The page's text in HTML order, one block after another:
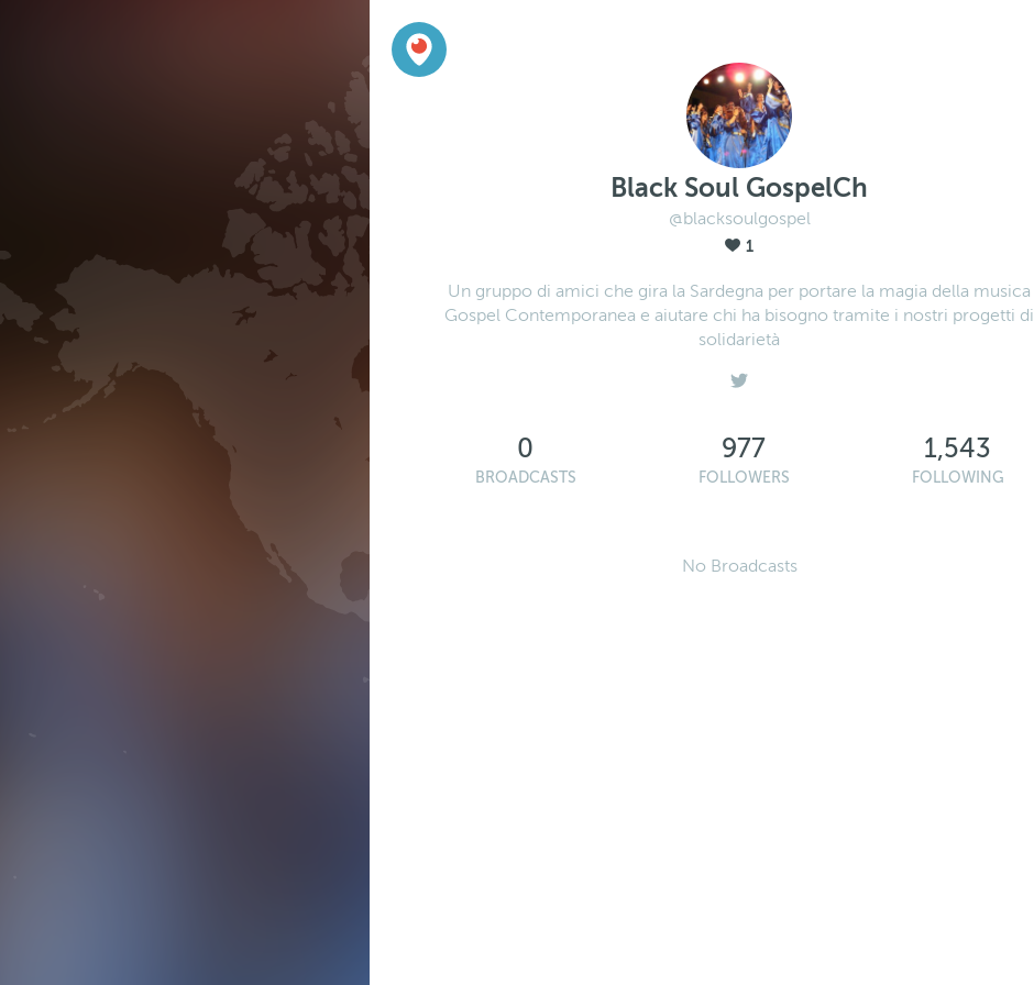
Black Soul GospelCh
@blacksoulgospel
1
Un gruppo di amici che gira la Sardegna per portare la magia della musica
Gospel Contemporanea e aiutare chi ha bisogno tramite i nostri progetti di
solidarietà
0
BROADCASTS
977
FOLLOWERS
1,543
FOLLOWING
No Broadcasts